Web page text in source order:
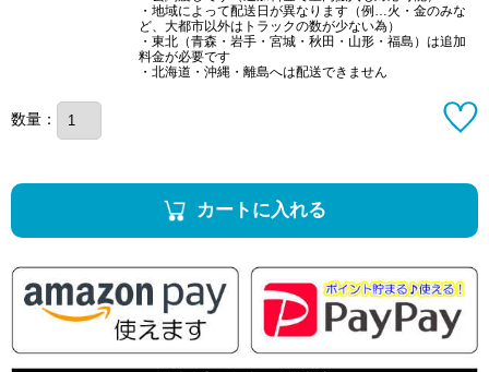
・地域によって配送日が異なります（例…火・金のみな
ど、大都市以外はトラックの数が少ない為）
・東北（青森・岩手・宮城・秋田・山形・福島）は追加
料金が必要です
・北海道・沖縄・離島へは配送できません
数量：
カートに入れる